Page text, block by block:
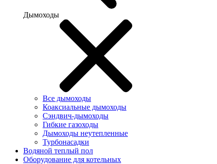
Дымоходы
Все дымоходы
Коаксиальные дымоходы
Сэндвич-дымоходы
Гибкие газоходы
Дымоходы неутепленные
Турбонасадки
Водяной теплый пол
Оборудование для котельных